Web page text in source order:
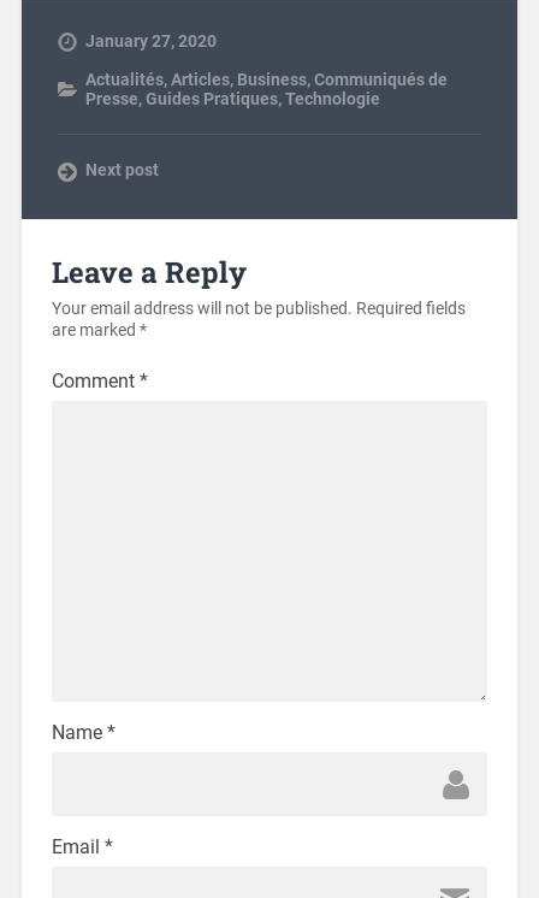
January 27, 2020
Actualités,Articles, Business,Communiqués de
Presse,Guides Pratiques,Technologie
Next post
Leave a Reply
Your email address will not be published. Required fields
are marked *
Comment *
Name *
Email *